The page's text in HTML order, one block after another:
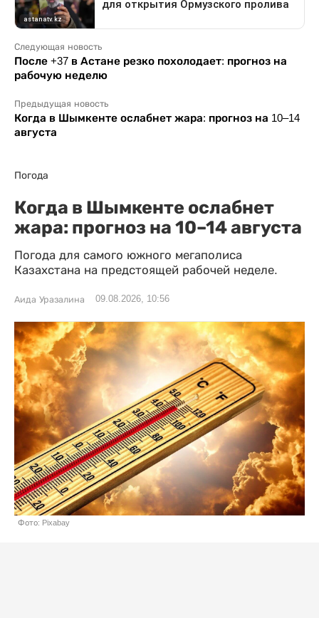
Следующая новость
После +37 в Астане резко похолодает: прогноз на
рабочую неделю
Предыдущая новость
Когда в Шымкенте ослабнет жара: прогноз на 10–14
августа
Погода
Когда в Шымкенте ослабнет
жара: прогноз на 10–14 августа
Погода для самого южного мегаполиса
Казахстана на предстоящей рабочей неделе.
Аида Уразалина 09.08.2026, 10:56
Фото: Pixabay